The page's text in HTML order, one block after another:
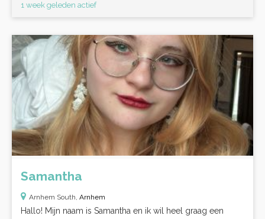
1 week geleden actief
Samantha
Arnhem South, Arnhem
Hallo! Mijn naam is Samantha en ik wil heel graag een